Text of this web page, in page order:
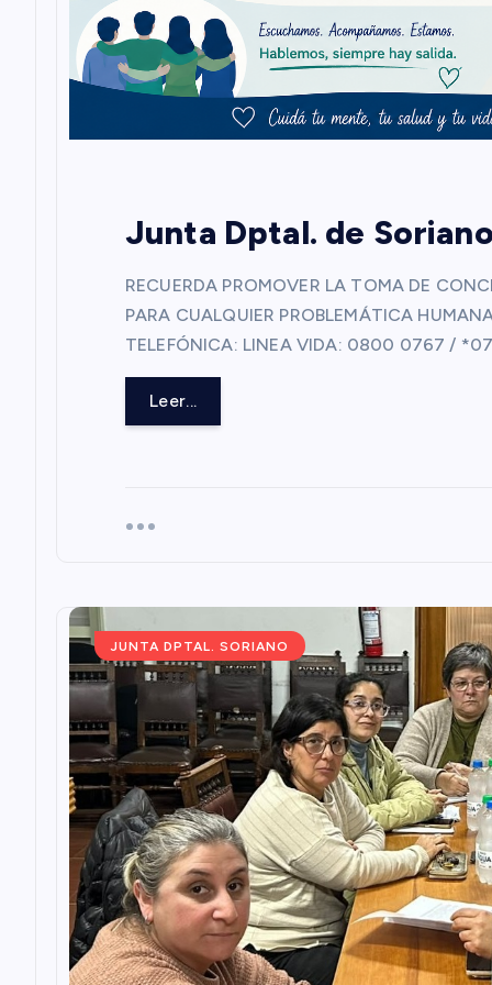
Junta Dptal. de Soriano
RECUERDA PROMOVER LA TOMA DE
PARA CUALQUIER PROBLEMÁTICA
TELEFÓNICA: LINEA VIDA: 0800 0767 /
Leer...
JUNTA DPTAL. SORIANO